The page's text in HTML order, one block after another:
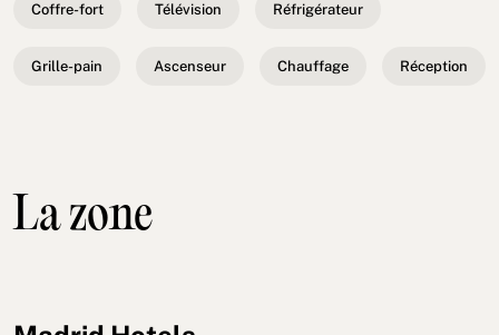
Coffre-fort Télévision Réfrigérateur
Grille-pain Ascenseur Chauffage Réception
La zone